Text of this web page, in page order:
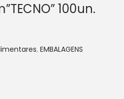
100un.
, EMBALAGENS